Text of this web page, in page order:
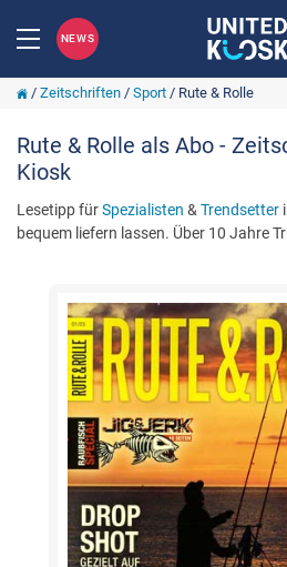
NEWS
/ Zeitschriften/ Sport/ Rute & Rolle
Rute & Rolle als Abo -
Kiosk
Lesetipp fürSpezialisten & Trendsetter
bequem liefern lassen. Über 10 Jahre